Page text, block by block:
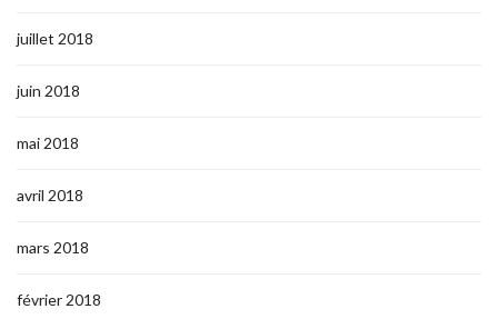
juillet 2018
juin 2018
mai 2018
avril 2018
mars 2018
février 2018